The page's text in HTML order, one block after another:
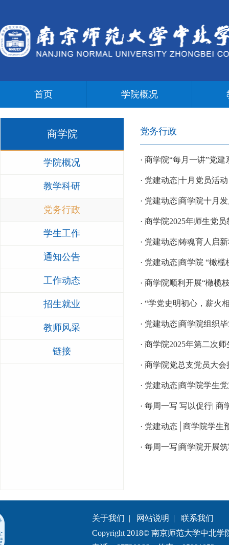
首页 学院概况
商学院
学院概况
教学科研
党务行政
学生工作
通知公告
工作动态
招生就业
教师风采
链接
党务行政
· 商学院“每月一讲”党
· 党建动态|十月党员活
· 党建动态|商学院十月
· 商学院2025年师生党
· 党建动态|铸魂育人启
· 党建动态|商学院 “橄
· 商学院顺利开展“橄榄
· “学党史明初心，薪火
· 党建动态|商学院组织
· 商学院2025年第二次
· 商学院党总支党员大
· 党建动态|商学院学生
· 每周一写 写以促行|
· 党建动态│商学院学生
· 每周一写|商学院开展
关于我们 | 网站说明 | 联系我们
Copyright 2018© 南京师范大学中北学